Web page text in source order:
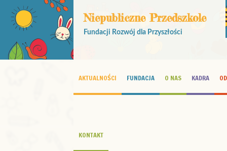
Niepubliczne Przedszkole
Fundacji Rozwój dla Przyszłości
AKTUALNOŚCI FUNDACJA O NAS KADRA
KONTAKT